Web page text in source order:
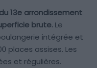
13e arrondissement
brute. Le
intégrée et
places assises. Les
et régulières.